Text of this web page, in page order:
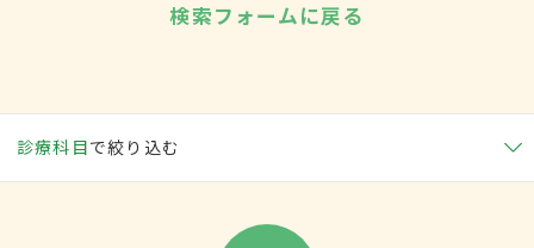
検索フォームに戻る
診療科目で絞り込む